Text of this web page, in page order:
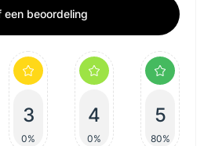
een beoordeling
3
0%
4
0%
5
80%